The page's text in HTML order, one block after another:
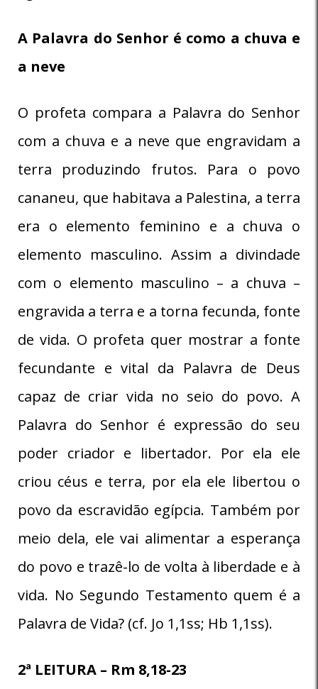
A Palavra do Senhor é como a chuva e
a neve
O profeta compara a Palavra do Senhor
com a chuva e a neve que engravidam a
terra produzindo frutos. Para o povo
cananeu, que habitava a Palestina, a terra
era o elemento feminino e a chuva o
elemento masculino. Assim a divindade
com o elemento masculino – a chuva –
engravida a terra e a torna fecunda, fonte
de vida. O profeta quer mostrar a fonte
fecundante e vital da Palavra de Deus
capaz de criar vida no seio do povo. A
Palavra do Senhor é expressão do seu
poder criador e libertador. Por ela ele
criou céus e terra, por ela ele libertou o
povo da escravidão egípcia. Também por
meio dela, ele vai alimentar a esperança
do povo e trazê-lo de volta à liberdade e à
vida. No Segundo Testamento quem é a
Palavra de Vida? (cf. Jo 1,1ss; Hb 1,1ss).
2ª LEITURA – Rm 8,18-23